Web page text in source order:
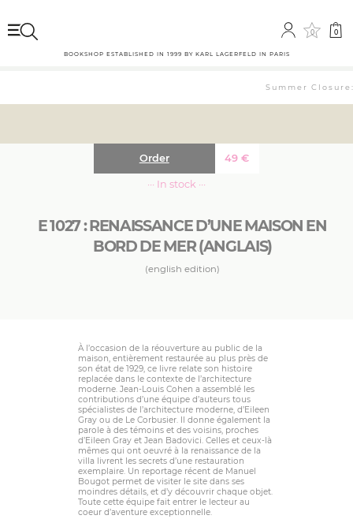
0 0
BOOKSHOP ESTABLISHED IN 1999 BY KARL LAGERFELD IN PARIS
Summer
E 1027 : RENAISSANCE D’UNE MAISON EN
BORD DE MER (ANGLAIS)
(english edition)
49€
Order
··· In stock ···
À l’occasion de la réouverture au public de la
maison, entièrement restaurée au plus près de
son état de 1929, ce livre relate son histoire
replacée dans le contexte de l’architecture
moderne. Jean-Louis Cohen a assemblé les
contributions d’une équipe d’auteurs tous
spécialistes de l’architecture moderne, d’Eileen
Gray ou de Le Corbusier. Il donne également la
parole à des témoins et des voisins, proches
d’Eileen Gray et Jean Badovici. Celles et ceux-là
mêmes qui ont oeuvré à la renaissance de la
villa livrent les secrets d’une restauration
exemplaire. Un reportage récent de Manuel
Bougot permet de visiter le site dans ses
moindres détails, et d’y découvrir chaque objet.
Toute cette équipe fait entrer le lecteur au
coeur d’aventure exceptionnelle.